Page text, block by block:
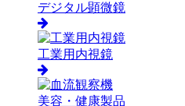
デジタル顕微鏡
工業用内視鏡
美容・健康製品